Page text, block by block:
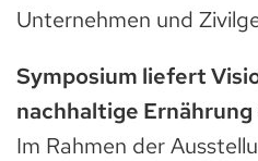
Unternehmen und
Symposium liefert
nachhaltige
Im Rahmen der